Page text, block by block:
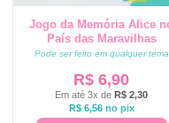
Jogo da Memória Alice
País das Maravilhas
Pode ser feito em qualquer tema
R$ 6,90
Em até 3x de R$ 2,30
R$6,56 no pix